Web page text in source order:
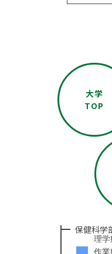
大学
TOP
保健科学
理学
作業